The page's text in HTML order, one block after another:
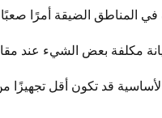
في المناطق الضيقة أمرًا
مكلفة بعض الشيء عند
قد تكون أقل تجهيزًا